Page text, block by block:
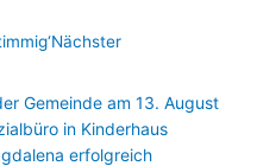
Nächster
Gemeinde am 13. August
in Kinderhaus
erfolgreich